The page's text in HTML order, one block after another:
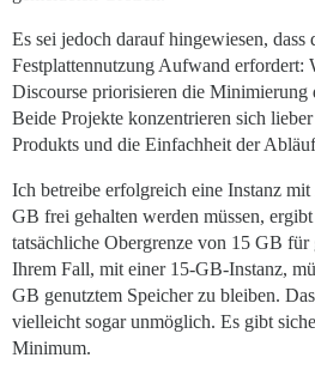
Es sei jedoch darauf hingewiesen,
Festplattennutzung Aufwand erfordert:
Discourse priorisieren die Minimierung
Beide Projekte konzentrieren sich
Produkts und die Einfachheit der
Ich betreibe erfolgreich eine Instanz
GB frei gehalten werden müssen,
tatsächliche Obergrenze von 15 GB für
Ihrem Fall, mit einer 15-GB-Instanz,
GB genutztem Speicher zu bleiben.
vielleicht sogar unmöglich. Es gibt
Minimum.